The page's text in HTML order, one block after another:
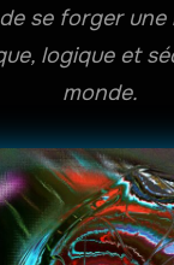
se forger
logique et
monde.